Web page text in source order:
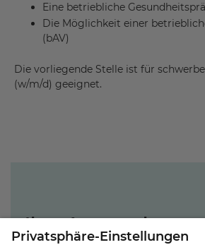
Eine betriebliche
Die Möglichkeit einer
(bAV)
Die vorliegende Stelle ist für
(w/m/d) geeignet.
Ihre